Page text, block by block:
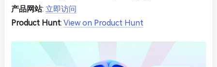
产品网站: 立即访问
Product Hunt: View on Product Hunt